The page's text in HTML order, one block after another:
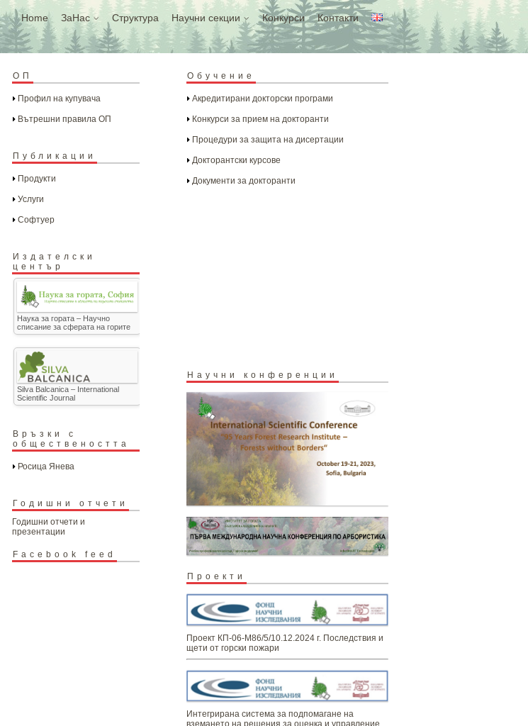
Home ЗаНас Структура Научни секции Конкурси Контакти
ОП
Профил на купувача
Вътрешни правила ОП
Публикации
Продукти
Услуги
Софтуер
Издателски
център
Наука за гората – Научно
списание за сферата на горите
Silva Balcanica – International
Scientific Journal
Връзки с
обществеността
Росица Янева
Годишни отчети
Годишни отчети и
презентации
Facebook feed
Обучение
Акредитирани докторски програми
Конкурси за прием на докторанти
Процедури за защита на дисертации
Докторантски курсове
Документи за докторанти
Научни конференции
Проекти
Проект КП-06-М86/5/10.12.2024 г. Последствия и
щети от горски пожари
Интегрирана система за подпомагане на